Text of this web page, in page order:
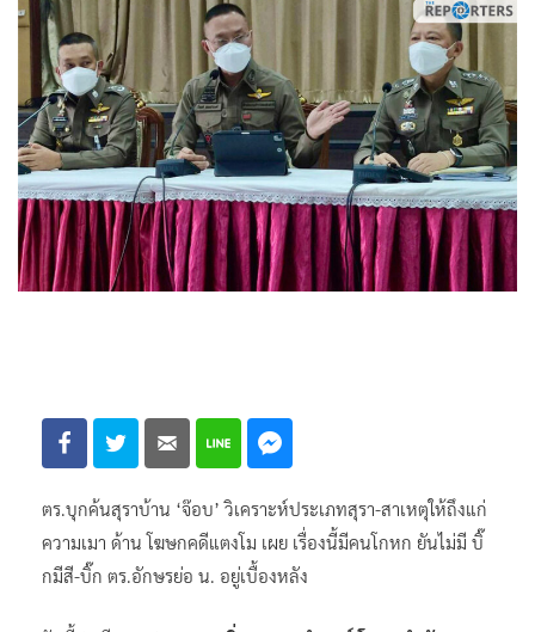
ตร.บุกค้นสุราบ้าน ‘จ๊อบ’ วิเคราะห์ประเภทสุรา-สาเหตุให้ถึงแก่
ความเมา ด้าน โฆษกคดีแตงโม เผย เรื่องนี้มีคนโกหก ยันไม่มี บิ๊
กมีสี-บิ๊ก ตร.อักษรย่อ น. อยู่เบื้องหลัง